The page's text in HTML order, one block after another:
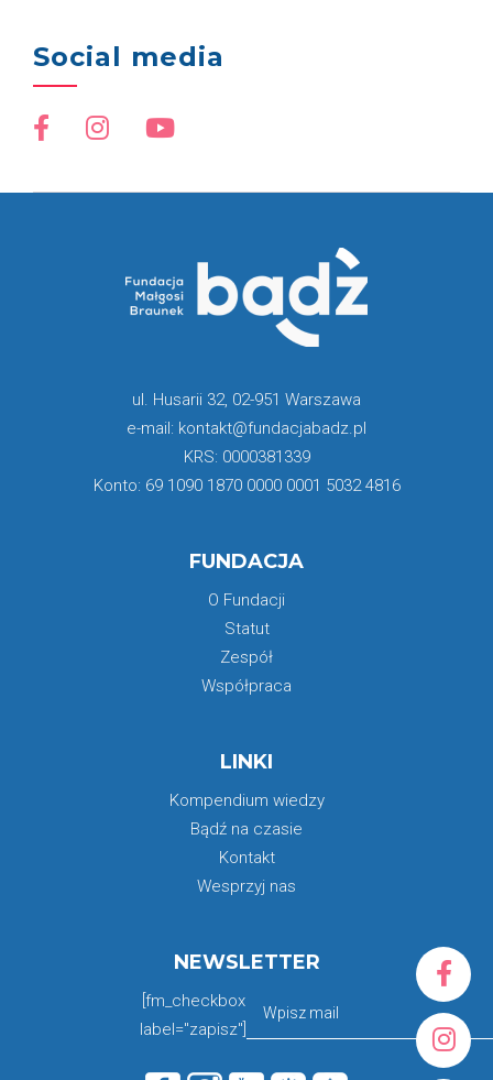
Social media
ul. Husarii 32, 02-951 Warszawa
e-mail: kontakt@fundacjabadz.pl
KRS: 0000381339
Konto: 69 1090 1870 0000 0001 5032 4816
FUNDACJA
O Fundacji
Statut
Zespół
Współpraca
LINKI
Kompendium wiedzy
Bądź na czasie
Kontakt
Wesprzyj nas
NEWSLETTER
[fm_checkbox
label="zapisz"]